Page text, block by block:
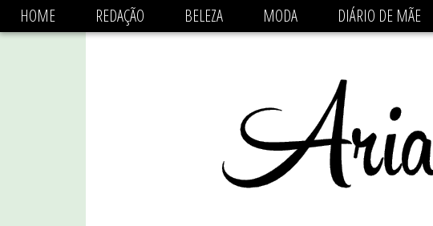
async='async' data-ad-client='ca-pub-1470782825684808'
HOME REDAÇÃO BELEZA MODA DIÁRIO DE MÃE